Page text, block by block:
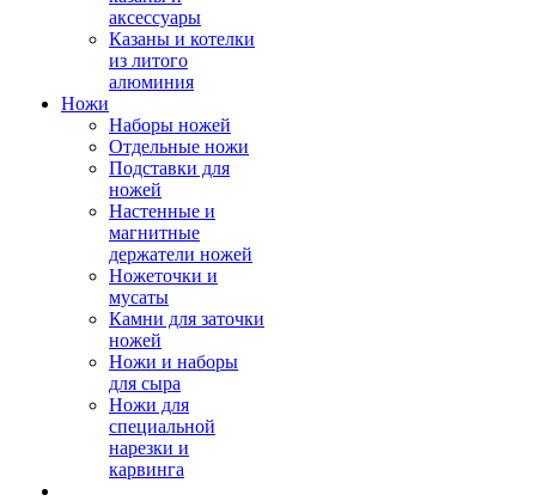
аксессуары
Казаны и котелки
из литого
алюминия
Ножи
Наборы ножей
Отдельные ножи
Подставки для
ножей
Настенные и
магнитные
держатели ножей
Ножеточки и
мусаты
Камни для заточки
ножей
Ножи и наборы
для сыра
Ножи для
специальной
нарезки и
карвинга